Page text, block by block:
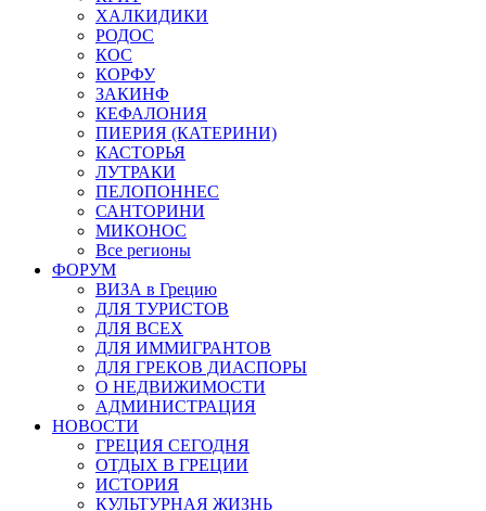
ХАЛКИДИКИ
РОДОС
КОС
КОРФУ
ЗАКИНФ
КЕФАЛОНИЯ
ПИЕРИЯ (КАТЕРИНИ)
КАСТОРЬЯ
ЛУТРАКИ
ПЕЛОПОННЕС
САНТОРИНИ
МИКОНОС
Все регионы
ФОРУМ
ВИЗА в Грецию
ДЛЯ ТУРИСТОВ
ДЛЯ ВСЕХ
ДЛЯ ИММИГРАНТОВ
ДЛЯ ГРЕКОВ ДИАСПОРЫ
О НЕДВИЖИМОСТИ
АДМИНИСТРАЦИЯ
НОВОСТИ
ГРЕЦИЯ СЕГОДНЯ
ОТДЫХ В ГРЕЦИИ
ИСТОРИЯ
КУЛЬТУРНАЯ ЖИЗНЬ